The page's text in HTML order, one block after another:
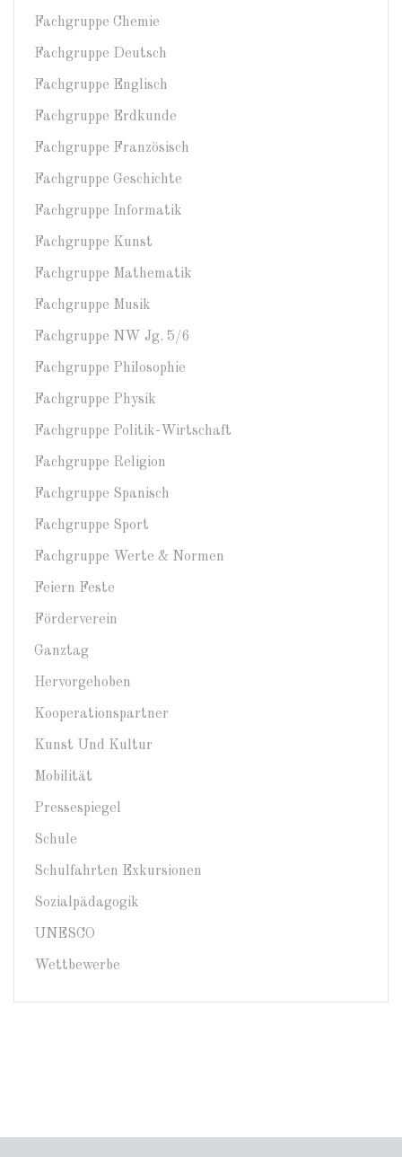
Fachgruppe Chemie
Fachgruppe Deutsch
Fachgruppe Englisch
Fachgruppe Erdkunde
Fachgruppe Französisch
Fachgruppe Geschichte
Fachgruppe Informatik
Fachgruppe Kunst
Fachgruppe Mathematik
Fachgruppe Musik
Fachgruppe NW Jg. 5/6
Fachgruppe Philosophie
Fachgruppe Physik
Fachgruppe Politik-Wirtschaft
Fachgruppe Religion
Fachgruppe Spanisch
Fachgruppe Sport
Fachgruppe Werte & Normen
Feiern Feste
Förderverein
Ganztag
Hervorgehoben
Kooperationspartner
Kunst Und Kultur
Mobilität
Pressespiegel
Schule
Schulfahrten Exkursionen
Sozialpädagogik
UNESCO
Wettbewerbe